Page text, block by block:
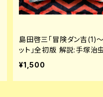
島田啓三「冒険ダン吉(1)
ット」全初版 解説:手塚治
社 少年倶楽部文庫
¥1,500